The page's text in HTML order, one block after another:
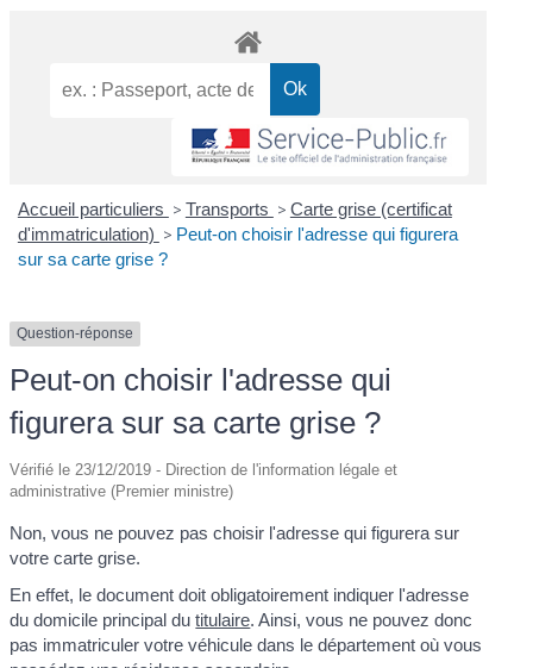
Accueil particuliers > Transports > Carte grise (certificat
d'immatriculation) > Peut-on choisir l'adresse qui figurera
sur sa carte grise ?
Question-réponse
Peut-on choisir l'adresse qui
figurera sur sa carte grise ?
Vérifié le 23/12/2019 - Direction de l'information légale et
administrative (Premier ministre)
Non, vous ne pouvez pas choisir l'adresse qui figurera sur
votre carte grise.
En effet, le document doit obligatoirement indiquer l'adresse
du domicile principal dutitulaire. Ainsi, vous ne pouvez donc
pas immatriculer votre véhicule dans le département où vous